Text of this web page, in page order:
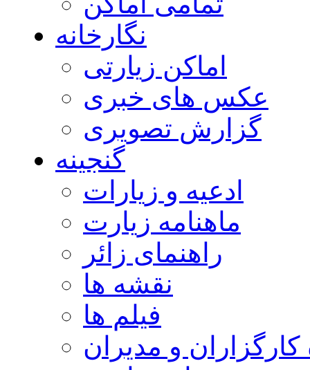
نگارخانه
اماکن زیارتی
عکس های خبری
گزارش تصویری
گنجینه
ادعیه و زیارات
ماهنامه زیارت
راهنمای زائر
نقشه ها
فیلم ها
كارگزاران و مديران